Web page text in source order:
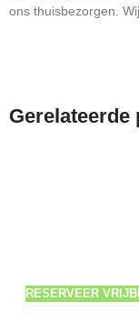
ons thuisbezorgen.
Gerelateerde
RESERVEER